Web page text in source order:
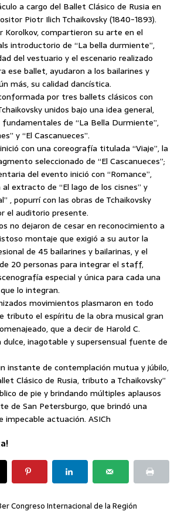
a cargo del Ballet Clásico de Rusia en
Piotr Ilich Tchaikovsky (1840-1893).
Korolkov, compartieron su arte en el
introductorio de “La bella durmiente”,
del vestuario y el escenario realizado
ese ballet, ayudaron a los bailarines y
más, su calidad dancística.
por tres ballets clásicos con
unidos bajo una idea general,
de “La Bella Durmiente”,
y “El Cascanueces”.
con una coreografía titulada “Viaje”, la
seleccionado de “El Cascanueces”;
del evento inició con “Romance”,
extracto de “El lago de los cisnes” y
, popurrí con las obras de Tchaikovsky
el auditorio presente.
no dejaron de cesar en reconocimiento a
montaje que exigió a su autor la
de 45 bailarines y bailarinas, y el
20 personas para integrar el staff,
especial y única para cada una
lo integran.
movimientos plasmaron en todo
tributo el espíritu de la obra musical gran
que a decir de Harold C.
dulce, inagotable y supersensual fuente de
instante de contemplación mutua y júbilo,
Clásico de Rusia, tributo a Tchaikovsky”
de pie y brindando múltiples aplausos
de San Petersburgo, que brindó una
impecable actuación. ASICh
Congreso Internacional de la Región